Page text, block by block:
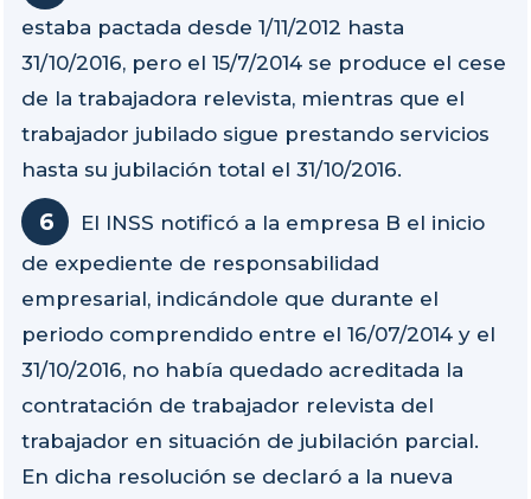
estaba pactada desde 1/11/2012 hasta
31/10/2016, pero el 15/7/2014 se produce el cese
de la trabajadora relevista, mientras que el
trabajador jubilado sigue prestando servicios
hasta su jubilación total el 31/10/2016.
El INSS notificó a la empresa B el inicio
de expediente de responsabilidad
empresarial, indicándole que durante el
periodo comprendido entre el 16/07/2014 y el
31/10/2016, no había quedado acreditada la
contratación de trabajador relevista del
trabajador en situación de jubilación parcial.
En dicha resolución se declaró a la nueva